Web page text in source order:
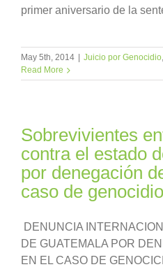
primer aniversario de la
May 5th, 2014 | Juicio por Genocidio,
Read More
Sobrevivientes
contra el estado
por denegación
caso de genocidio
DENUNCIA
DE GUATEMALA POR
EN EL CASO DE